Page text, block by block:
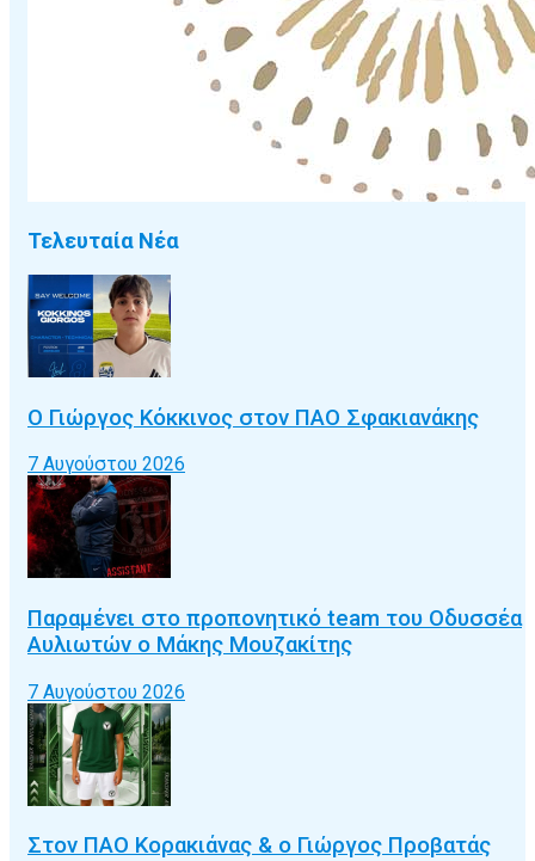
Τελευταία Νέα
Ο Γιώργος Κόκκινος στον ΠΑΟ Σφακιανάκης
7 Αυγούστου 2026
Παραμένει στο προπονητικό team του Οδυσσέα
Αυλιωτών ο Μάκης Μουζακίτης
7 Αυγούστου 2026
Στον ΠΑΟ Κορακιάνας & ο Γιώργος Προβατάς